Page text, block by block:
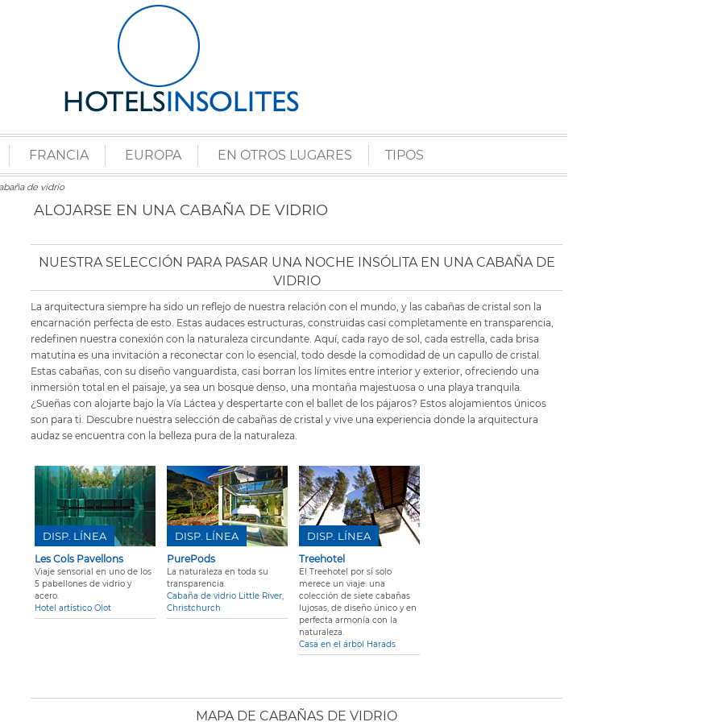
FRANCIA EUROPA EN OTROS LUGARES TIPOS
de vidrio
ALOJARSE EN UNA CABAÑA DE VIDRIO
NUESTRA SELECCIÓN PARA PASAR UNA NOCHE INSÓLITA EN UNA CABAÑA DE
VIDRIO
La arquitectura siempre ha sido un reflejo de nuestra relación con el mundo, y las cabañas de cristal son la
encarnación perfecta de esto. Estas audaces estructuras, construidas casi completamente en transparencia,
redefinen nuestra conexión con la naturaleza circundante. Aquí, cada rayo de sol, cada estrella, cada brisa
matutina es una invitación a reconectar con lo esencial, todo desde la comodidad de un capullo de cristal.
Estas cabañas, con su diseño vanguardista, casi borran los límites entre interior y exterior, ofreciendo una
inmersión total en el paisaje, ya sea un bosque denso, una montaña majestuosa o una playa tranquila.
¿Sueñas con alojarte bajo la Vía Láctea y despertarte con el ballet de los pájaros? Estos alojamientos únicos
son para ti. Descubre nuestra selección de cabañas de cristal y vive una experiencia donde la arquitectura
audaz se encuentra con la belleza pura de la naturaleza.
Les Cols Pavellons
Viaje sensorial en uno de los
5 pabellones de vidrio y
acero.
Hotel artístico Olot
DISP. LÍNEA
PurePods
La naturaleza en toda su
transparencia.
Cabaña de vidrio Little River,
Christchurch
DISP. LÍNEA
Treehotel
El Treehotel por sí solo
merece un viaje: una
colección de siete cabañas
lujosas, de diseño único y en
perfecta armonía con la
naturaleza.
Casa en el árbol Harads
DISP. LÍNEA
MAPA DE CABAÑAS DE VIDRIO